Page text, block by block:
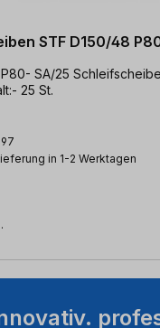
STF D150/48
SA/25 Schleifscheiben Körnung:
25 St.
in 1-2 Werktagen